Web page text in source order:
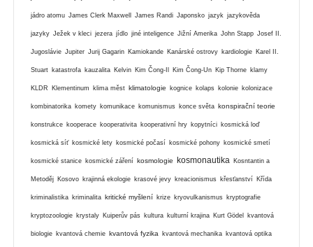
jádro atomu James Clerk Maxwell James Randi Japonsko jazyk jazykověda
jazyky Ježek v kleci jezera jídlo jiné inteligence Jižní Amerika John Stapp Josef II.
Jugoslávie Jupiter Jurij Gagarin Kamiokande Kanárské ostrovy kardiologie Karel II.
Stuart katastrofa kauzalita Kelvin Kim Čong-Il Kim Čong-Un Kip Thorne klamy
KLDR Klementinum klima měst klimatologie kognice kolaps kolonie kolonizace
kombinatorika komety komunikace komunismus konce světa konspirační teorie
konstrukce kooperace kooperativita kooperativní hry kopytníci kosmická loď
kosmická síť kosmické lety kosmické počasí kosmické pohony kosmické smetí
kosmické stanice kosmické záření kosmologie kosmonautika Kosntantin a
Metoděj Kosovo krajinná ekologie krasové jevy kreacionismus křesťanství Křída
kriminalistika kriminalita kritické myšlení krize kryovulkanismus kryptografie
kryptozoologie krystaly Kuiperův pás kultura kulturní krajina Kurt Gödel kvantová
biologie kvantová chemie kvantová fyzika kvantová mechanika kvantová optika